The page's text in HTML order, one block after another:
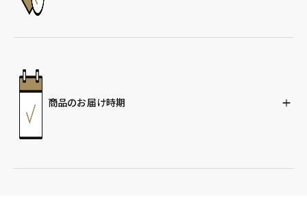
商品のお届け時期